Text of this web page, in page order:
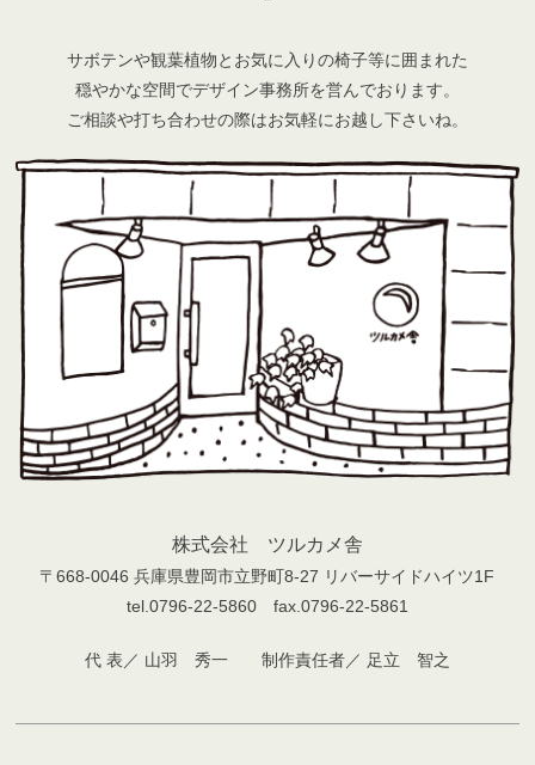
サボテンや観葉植物とお気に入りの椅子等に囲まれた
穏やかな空間でデザイン事務所を営んでおります。
ご相談や打ち合わせの際はお気軽にお越し下さいね。
株式会社 ツルカメ舎
〒668-0046 兵庫県豊岡市立野町8-27 リバーサイドハイツ1F
tel.0796-22-5860 fax.0796-22-5861
代 表／ 山羽 秀一 制作責任者／ 足立 智之